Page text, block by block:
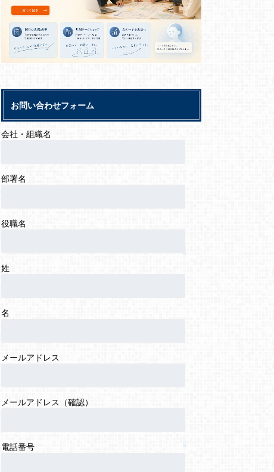
お問い合わせフォーム
会社・組織名
部署名
役職名
姓
名
メールアドレス
メールアドレス（確認）
電話番号